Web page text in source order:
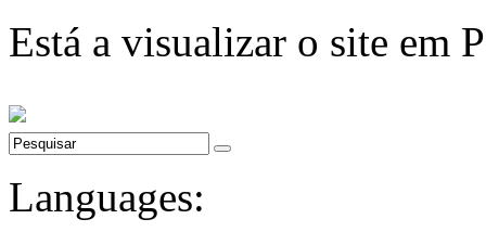
Está a visualizar o site em
Languages: